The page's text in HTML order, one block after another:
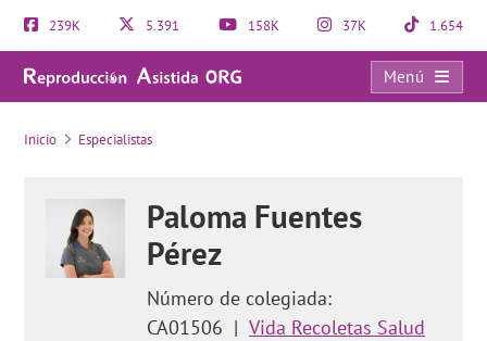
239K 5.391 158K 37K 1.654
Menú
Inicio Especialistas
Paloma Fuentes
Pérez
Número de colegiada:
CA01506 | Vida Recoletas Salud